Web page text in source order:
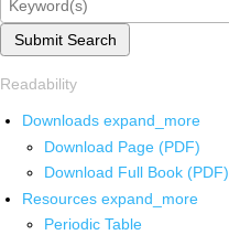
Submit Search
Readability
Downloads expand_more
Download Page (PDF)
Download Full Book (PDF)
Resources expand_more
Periodic Table